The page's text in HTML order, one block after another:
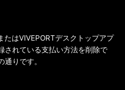
たはVIVEPORTデスクトップアプ
されている支払い方法を削除で
りです。